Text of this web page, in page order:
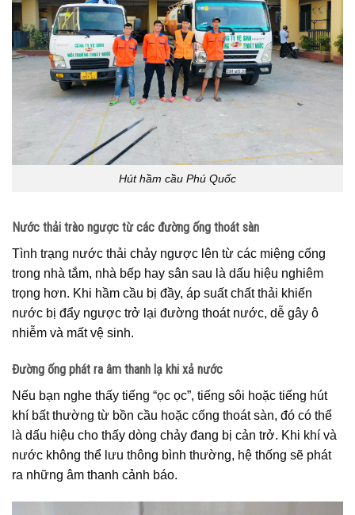
Hút hầm cầu Phú Quốc
Nước thải trào ngược từ các đường ống thoát sàn
Tình trạng nước thải chảy ngược lên từ các miệng cống
trong nhà tắm, nhà bếp hay sân sau là dấu hiệu nghiêm
trọng hơn. Khi hầm cầu bị đầy, áp suất chất thải khiến
nước bị đẩy ngược trở lại đường thoát nước, dễ gây ô
nhiễm và mất vệ sinh.
Đường ống phát ra âm thanh lạ khi xả nước
Nếu bạn nghe thấy tiếng “ọc ọc”, tiếng sôi hoặc tiếng hút
khí bất thường từ bồn cầu hoặc cống thoát sàn, đó có thể
là dấu hiệu cho thấy dòng chảy đang bị cản trở. Khi khí và
nước không thể lưu thông bình thường, hệ thống sẽ phát
ra những âm thanh cảnh báo.